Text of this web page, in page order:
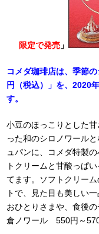
限定で発売 」
コメダ珈琲店は、季節
円（税込）」を、2020
す。
小豆のほっこりとした
った和のシロノワール
ュパンに、コメダ特製
トクリームと甘酸っぱ
てます。ソフトクリー
トで、見た目も美しい
おひとりさまや、食後
倉ノワール 550円～570